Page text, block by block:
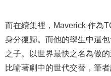
而在續集裡，Maverick 作為
身分復歸。而他的學生中還
之子。以世界最快之名為傲
比喻著劇中的世代交替，筆